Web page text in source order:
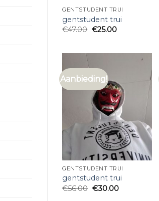
GENTSTUDENT TRUI
gentstudent trui
€47.00 €25.00
Aanbieding!
GENTSTUDENT TRUI
gentstudent trui
€56.00 €30.00